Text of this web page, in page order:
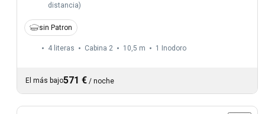
distancia)
sin Patron
4 literas Cabina 2 10,5 m 1 Inodoro
El más bajo571 € / noche